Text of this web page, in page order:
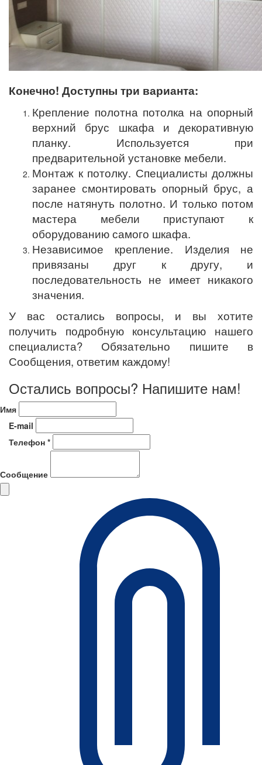
Конечно! Доступны три варианта:
Крепление полотна потолка на опорный
верхний брус шкафа и декоративную
планку. Используется при
предварительной установке мебели.
Монтаж к потолку. Специалисты должны
заранее смонтировать опорный брус, а
после натянуть полотно. И только потом
мастера мебели приступают к
оборудованию самого шкафа.
Независимое крепление. Изделия не
привязаны друг к другу, и
последовательность не имеет никакого
значения.
У вас остались вопросы, и вы хотите
получить подробную консультацию нашего
специалиста? Обязательно пишите в
Сообщения, ответим каждому!
Остались вопросы? Напишите нам!
Имя
E-mail
Телефон *
Сообщение